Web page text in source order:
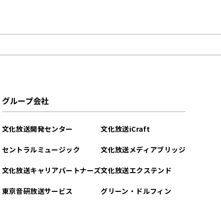
グループ会社
文化放送開発センター
セントラルミュージック
文化放送キャリアパートナーズ
東京音研放送サービス
文化放送iCraft
文化放送メディアブリッジ
文化放送エクステンド
グリーン・ドルフィン